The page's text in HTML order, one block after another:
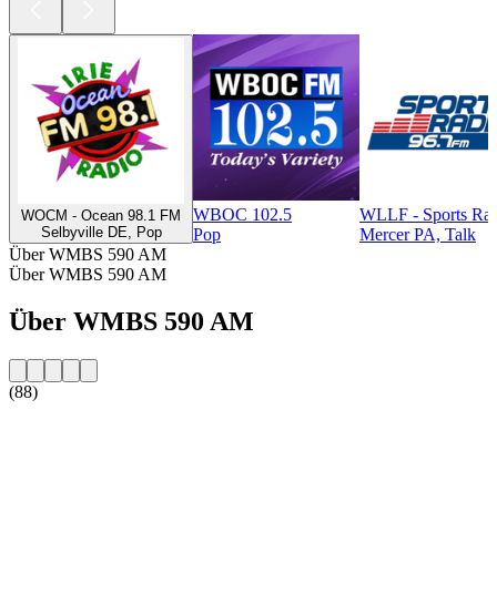
WOCM - Ocean 98.1 FM
Selbyville DE, Pop
WBOC 102.5
Pop
WLLF - Sports
Mercer PA, Talk
Über WMBS 590 AM
Über WMBS 590 AM
Über WMBS 590 AM
(88)